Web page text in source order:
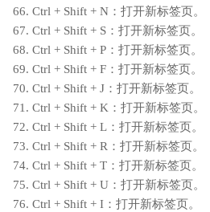
66. Ctrl + Shift + N：打开新标签页。
67. Ctrl + Shift + S：打开新标签页。
68. Ctrl + Shift + P：打开新标签页。
69. Ctrl + Shift + F：打开新标签页。
70. Ctrl + Shift + J：打开新标签页。
71. Ctrl + Shift + K：打开新标签页。
72. Ctrl + Shift + L：打开新标签页。
73. Ctrl + Shift + R：打开新标签页。
74. Ctrl + Shift + T：打开新标签页。
75. Ctrl + Shift + U：打开新标签页。
76. Ctrl + Shift + I：打开新标签页。